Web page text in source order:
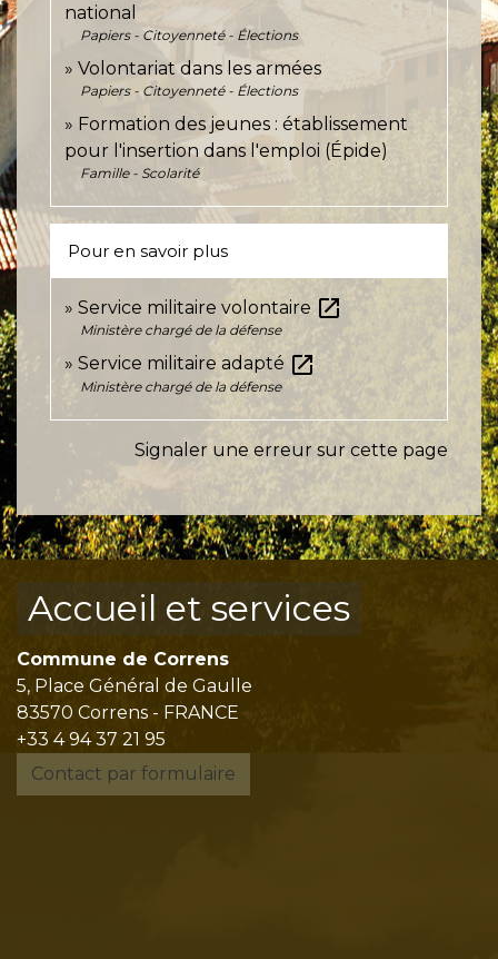
national
Papiers - Citoyenneté - Élections
Volontariat dans les armées
Papiers - Citoyenneté - Élections
Formation des jeunes : établissement
pour l'insertion dans l'emploi (Épide)
Famille - Scolarité
Pour en savoir plus
Service militaire volontaire open_in_new
Ministère chargé de la défense
Service militaire adapté open_in_new
Ministère chargé de la défense
Signaler une erreur sur cette page
Accueil et services
Commune de Correns
5, Place Général de Gaulle
83570 Correns - FRANCE
+33 4 94 37 21 95
Contact par formulaire